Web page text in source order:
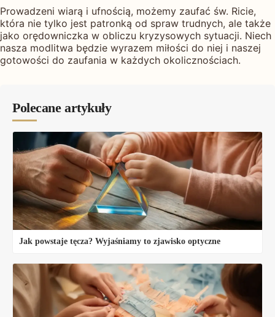
Prowadzeni wiarą i ufnością, możemy zaufać św. Ricie,
która nie tylko jest patronką od spraw trudnych, ale także
jako orędowniczka w obliczu kryzysowych sytuacji. Niech
nasza modlitwa będzie wyrazem miłości do niej i naszej
gotowości do zaufania w każdych okolicznościach.
Polecane artykuły
Jak powstaje tęcza? Wyjaśniamy to zjawisko optyczne